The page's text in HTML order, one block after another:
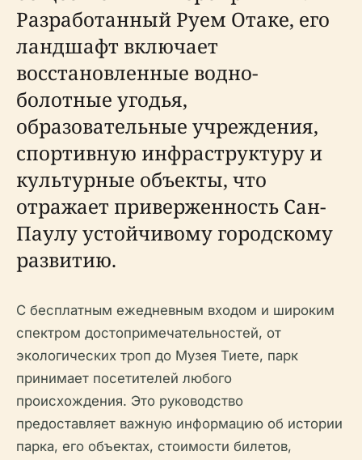
Разработанный Руем Отаке, его
ландшафт включает
восстановленные водно-
болотные угодья,
образовательные учреждения,
спортивную инфраструктуру и
культурные объекты, что
отражает приверженность Сан-
Паулу устойчивому городскому
развитию.
С бесплатным ежедневным входом и широким
спектром достопримечательностей, от
экологических троп до Музея Тиете, парк
принимает посетителей любого
происхождения. Это руководство
предоставляет важную информацию об истории
парка, его объектах, стоимости билетов,